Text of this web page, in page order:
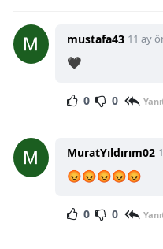
mustafa43 11 ay
🖤
0 0
MuratYıldırım02
😡😡😡😡😡
0 0